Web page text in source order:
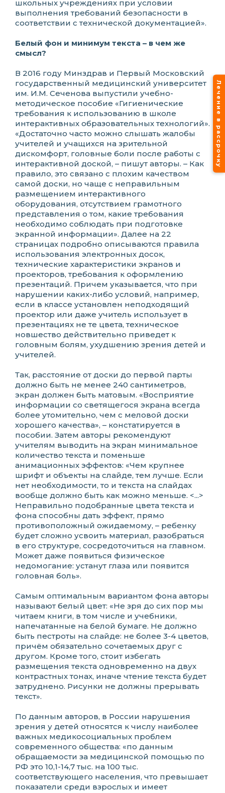
школьных учреждениях при условии
выполнения требований безопасности в
соответствии с технической документацией».
Белый фон и минимум текста – в чем же
смысл?
В 2016 году Минздрав и Первый Московский
государственный медицинский университет
им. И.М. Сеченова выпустили учебно-
методическое пособие «Гигиенические
требования к использованию в школе
интерактивных образовательных технологий».
«Достаточно часто можно слышать жалобы
учителей и учащихся на зрительной
дискомфорт, головные боли после работы с
интерактивной доской, – пишут авторы. – Как
правило, это связано с плохим качеством
самой доски, но чаще с неправильным
размещением интерактивного
оборудования, отсутствием грамотного
представления о том, какие требования
необходимо соблюдать при подготовке
экранной информации». Далее на 22
страницах подробно описываются правила
использования электронных досок,
технические характеристики экранов и
проекторов, требования к оформлению
презентаций. Причем указывается, что при
нарушении каких-либо условий, например,
если в классе установлен неподходящий
проектор или даже учитель использует в
презентациях не те цвета, техническое
новшество действительно приведет к
головным болям, ухудшению зрения детей и
учителей.
Так, расстояние от доски до первой парты
должно быть не менее 240 сантиметров,
экран должен быть матовым. «Восприятие
информации со светящегося экрана всегда
более утомительно, чем с меловой доски
хорошего качества», – констатируется в
пособии. Затем авторы рекомендуют
учителям выводить на экран минимальное
количество текста и поменьше
анимационных эффектов: «Чем крупнее
шрифт и объекты на слайде, тем лучше. Если
нет необходимости, то и текста на слайдах
вообще должно быть как можно меньше. <...>
Неправильно подобранные цвета текста и
фона способны дать эффект, прямо
противоположный ожидаемому, – ребенку
будет сложно усвоить материал, разобраться
в его структуре, сосредоточиться на главном.
Может даже появиться физическое
недомогание: устанут глаза или появится
головная боль».
Самым оптимальным вариантом фона авторы
называют белый цвет: «Не зря до сих пор мы
читаем книги, в том числе и учебники,
напечатанные на белой бумаге. Не должно
быть пестроты на слайде: не более 3-4 цветов,
причём обязательно сочетаемых друг с
другом. Кроме того, стоит избегать
размещения текста одновременно на двух
контрастных тонах, иначе чтение текста будет
затруднено. Рисунки не должны прерывать
текст».
По данным авторов, в России нарушения
зрения у детей относятся к числу наиболее
важных медикосоциальных проблем
современного общества: «по данным
обращаемости за медицинской помощью по
РФ это 10,1-14,7 тыс. на 100 тыс.
соответствующего населения, что превышает
показатели среди взрослых и имеет
Лечение в рассрочку